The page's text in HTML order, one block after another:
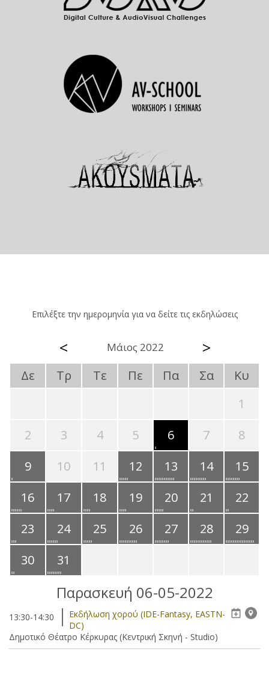
Επιλέξτε την ημερομηνία για να δείτε τις εκδηλώσεις
< Μάιος 2022 >
Δε Τρ Τε Πε Πα Σα
Κυ
1
2
3 4 5 6 7
8
9
10 11 12 13 14
15
16
17 18 19 20 21
22
23
24 25 26 27 28
29
30
31
Παρασκευή 06-05-2022
13:30-14:30
Eκδήλωση χορού (IDE-Fantasy, EASTN-
DC)
Δημοτικό Θέατρο Κέρκυρας (Κεντρική Σκηνή - Studio)